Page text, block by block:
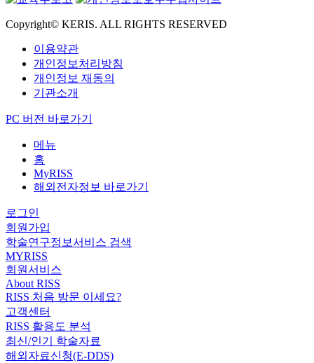
Copyright© KERIS. ALL RIGHTS RESERVED
이용약관
개인정보처리방침
개인정보 재동의
기관소개
PC 버전 바로가기
메뉴
홈
MyRISS
해외전자정보 바로가기
로그인
회원가입
학술연구정보서비스 검색
MYRISS
회원서비스
About RISS
RISS 처음 방문 이세요?
고객센터
RISS 활용도 분석
최신/인기 학술자료
해외자료신청(E-DDS)